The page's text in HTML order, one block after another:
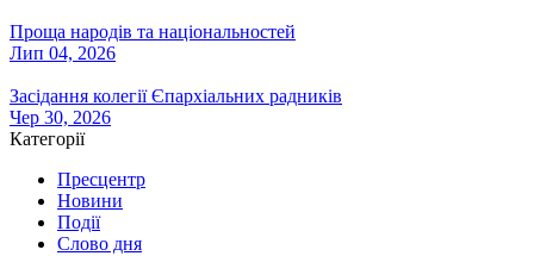
Проща народів та національностей
Лип 04, 2026
Засідання колегії Єпархіальних радників
Чер 30, 2026
Категорії
Пресцентр
Новини
Події
Слово дня